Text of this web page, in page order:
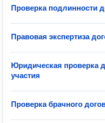
Проверка подлинности
Правовая экспертиза
Юридическая проверка
участия
Проверка брачного